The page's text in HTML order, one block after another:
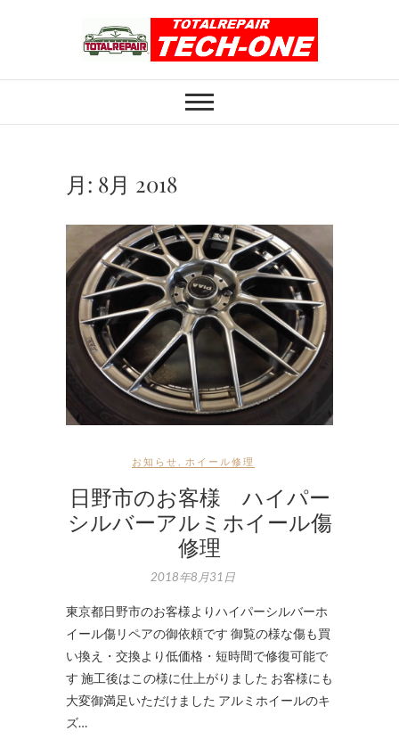
ホイール修理のト
ータルリペアテッ
クワン
月: 8月 2018
お知らせ ホイール修理
日野市のお客様 ハイパー
シルバーアルミホイール傷
修理
2018年8月31日
東京都日野市のお客様よりハイパーシルバーホ
イール傷リペアの御依頼です 御覧の様な傷も買
い換え・交換より低価格・短時間で修復可能で
す 施工後はこの様に仕上がりました お客様にも
大変御満足いただけました アルミホイールのキ
ズ…